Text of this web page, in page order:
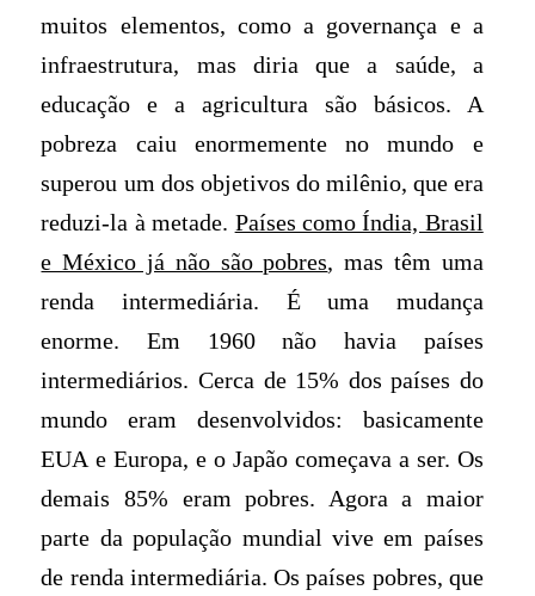
muitos elementos, como a governança e a
infraestrutura, mas diria que a saúde, a
educação e a agricultura são básicos. A
pobreza caiu enormemente no mundo e
superou um dos objetivos do milênio, que era
reduzi-la à metade. Países como Índia, Brasil
e México já não são pobres, mas têm uma
renda intermediária. É uma mudança
enorme. Em 1960 não havia países
intermediários. Cerca de 15% dos países do
mundo eram desenvolvidos: basicamente
EUA e Europa, e o Japão começava a ser. Os
demais 85% eram pobres. Agora a maior
parte da população mundial vive em países
de renda intermediária. Os países pobres, que